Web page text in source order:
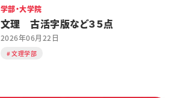
学部・大学院
文理 古活字版など３５点
2026年06月22日
文理学部